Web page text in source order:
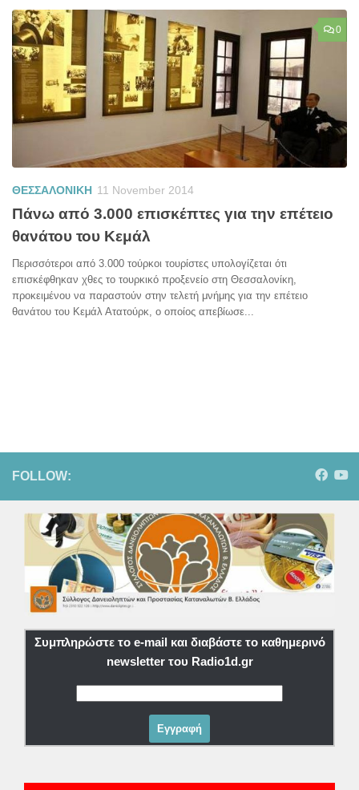
0
ΘΕΣΣΑΛΟΝΙΚΗ 11 November 2014
Πάνω από 3.000 επισκέπτες για την επέτειο
θανάτου του Κεμάλ
Περισσότεροι από 3.000 τούρκοι τουρίστες υπολογίζεται ότι
επισκέφθηκαν χθες το τουρκικό προξενείο στη Θεσσαλονίκη,
προκειμένου να παραστούν στην τελετή μνήμης για την επέτειο
θανάτου του Κεμάλ Ατατούρκ, ο οποίος απεβίωσε...
FOLLOW:
Συμπληρώστε το e-mail και διαβάστε το καθημερινό
newsletter του Radio1d.gr